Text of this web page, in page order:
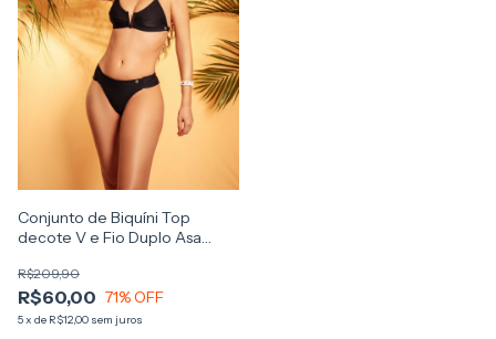
Conjunto de Biquíni Top
decote V e Fio Duplo Asa
R$60,00
R$209,90
71% OFF
5x de R$12,00 sem juros